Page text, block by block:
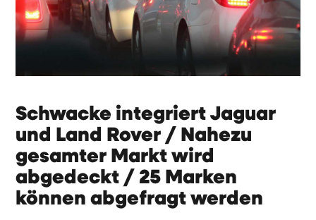
Schwacke integriert Jaguar
und Land Rover / Nahezu
gesamter Markt wird
abgedeckt / 25 Marken
können abgefragt werden